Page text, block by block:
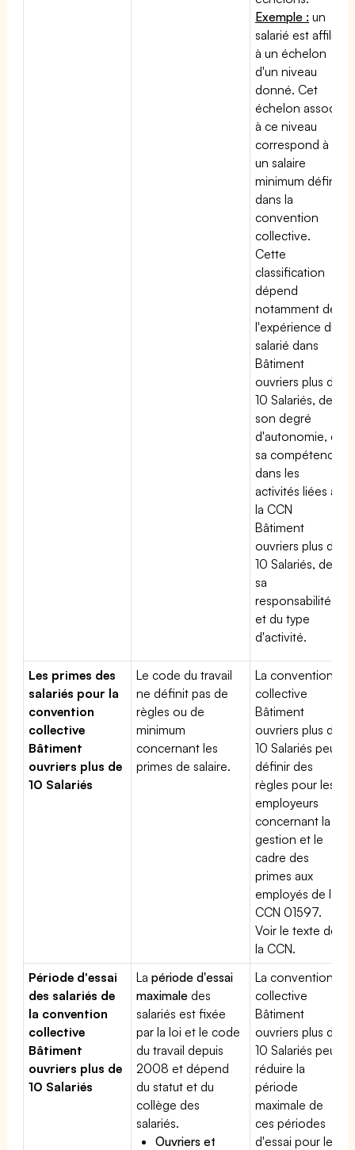
Exemple : un
salarié est affilié
à un échelon
d'un niveau
donné. Cet
échelon associé
à ce niveau
correspond à
un salaire
minimum défini
dans la
convention
collective.
Cette
classification
dépend
notamment de
l'expérience du
salarié dans
Bâtiment
ouvriers plus de
10 Salariés, de
son degré
d'autonomie, de
sa compétence
dans les
activités liées à
la CCN
Bâtiment
ouvriers plus de
10 Salariés, de
sa
responsabilité
et du type
d'activité.
Les primes des
salariés pour la
convention
collective
Bâtiment
ouvriers plus de
10 Salariés
Le code du travail
ne définit pas de
règles ou de
minimum
concernant les
primes de salaire.
La convention
collective
Bâtiment
ouvriers plus de
10 Salariés peut
définir des
règles pour les
employeurs
concernant la
gestion et le
cadre des
primes aux
employés de la
CCN 01597.
Voir le texte de
la CCN.
Période d'essai
des salariés de
la convention
collective
Bâtiment
ouvriers plus de
10 Salariés
Lapériode d'essai
maximale des
salariés est fixée
par la loi et le code
du travail depuis
2008 et dépend
du statut et du
collège des
salariés.
Ouvriers et
La convention
collective
Bâtiment
ouvriers plus de
10 Salariés peut
réduire la
période
maximale de
ces périodes
d'essai pour les